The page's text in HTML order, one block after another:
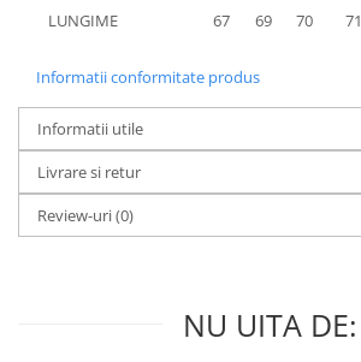
LUNGIME
67 69 70 71
Informatii conformitate produs
Informatii utile
Livrare si retur
Review-uri(0)
NU UITA DE: